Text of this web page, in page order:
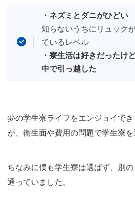
・ネズミとダニがひどい
知らないうちにリュック
ているレベル
・寮生活は好きだったけ
中で引っ越した
夢の学生寮ライフをエンジョイで
が、衛生面や費用の問題で学生寮を
ちなみに僕も学生寮は選ばず、別
通っていました。